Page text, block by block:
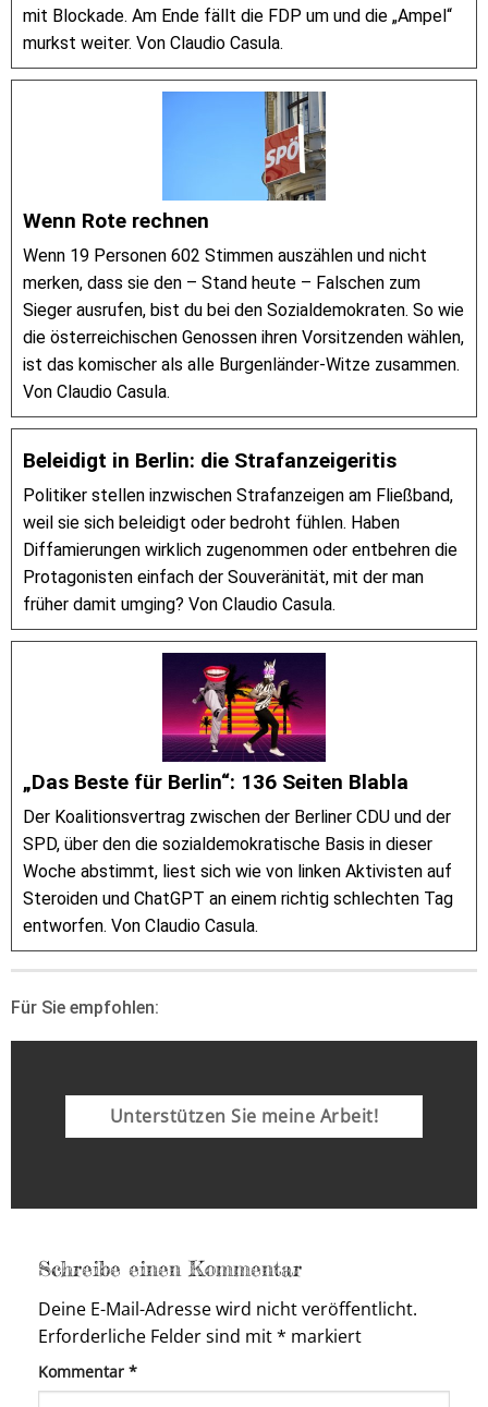
mit Blockade. Am Ende fällt die FDP um und die „Ampel“
murkst weiter. Von Claudio Casula.
Wenn Rote rechnen
Wenn 19 Personen 602 Stimmen auszählen und nicht
merken, dass sie den – Stand heute – Falschen zum
Sieger ausrufen, bist du bei den Sozialdemokraten. So wie
die österreichischen Genossen ihren Vorsitzenden wählen,
ist das komischer als alle Burgenländer-Witze zusammen.
Von Claudio Casula.
Beleidigt in Berlin: die Strafanzeigeritis
Politiker stellen inzwischen Strafanzeigen am Fließband,
weil sie sich beleidigt oder bedroht fühlen. Haben
Diffamierungen wirklich zugenommen oder entbehren die
Protagonisten einfach der Souveränität, mit der man
früher damit umging? Von Claudio Casula.
„Das Beste für Berlin“: 136 Seiten Blabla
Der Koalitionsvertrag zwischen der Berliner CDU und der
SPD, über den die sozialdemokratische Basis in dieser
Woche abstimmt, liest sich wie von linken Aktivisten auf
Steroiden und ChatGPT an einem richtig schlechten Tag
entworfen. Von Claudio Casula.
Für Sie empfohlen:
Unterstützen Sie meine Arbeit!
Schreibe einen Kommentar
Deine E-Mail-Adresse wird nicht veröffentlicht.
Erforderliche Felder sind mit* markiert
Kommentar *